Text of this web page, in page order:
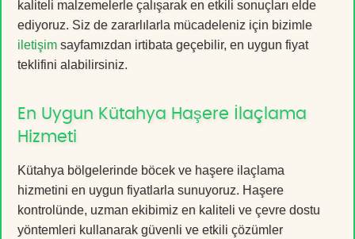
kaliteli malzemelerle çalışarak en etkili sonuçları elde
ediyoruz. Siz de zararlılarla mücadeleniz için bizimle
iletişim sayfamızdan irtibata geçebilir, en uygun fiyat
teklifini alabilirsiniz.
En Uygun Kütahya Haşere İlaçlama
Hizmeti
Kütahya bölgelerinde böcek ve haşere ilaçlama
hizmetini en uygun fiyatlarla sunuyoruz. Haşere
kontrolünde, uzman ekibimiz en kaliteli ve çevre dostu
yöntemleri kullanarak güvenli ve etkili çözümler